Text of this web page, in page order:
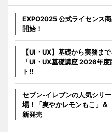
EXPO2025 公式ライセンス
開始！
【UI・UX】基礎から実務ま
「UI・UX基礎講座 2026年
ト!!
セブン‐イレブンの人気シリ
場！「爽やかレモンもこ」＆
新発売